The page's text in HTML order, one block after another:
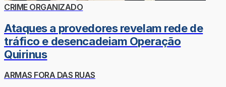
CRIME ORGANIZADO
Ataques a provedores revelam rede de
tráfico e desencadeiam Operação
Quirinus
ARMAS FORA DAS RUAS